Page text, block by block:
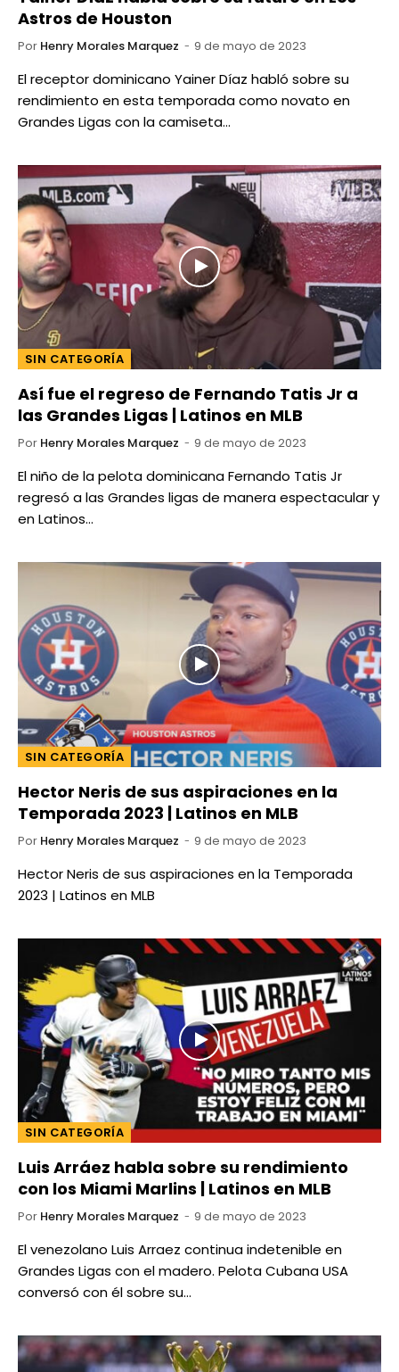
Astros de Houston
Por Henry Morales Marquez 9 de mayo de 2023
El receptor dominicano Yainer Díaz habló sobre su
rendimiento en esta temporada como novato en
Grandes Ligas con la camiseta…
SIN CATEGORÍA
Así fue el regreso de Fernando Tatis Jr a
las Grandes Ligas | Latinos en MLB
Por Henry Morales Marquez 9 de mayo de 2023
El niño de la pelota dominicana Fernando Tatis Jr
regresó a las Grandes ligas de manera espectacular y
en Latinos…
SIN CATEGORÍA
Hector Neris de sus aspiraciones en la
Temporada 2023 | Latinos en MLB
Por Henry Morales Marquez 9 de mayo de 2023
Hector Neris de sus aspiraciones en la Temporada
2023 | Latinos en MLB
SIN CATEGORÍA
Luis Arráez habla sobre su rendimiento
con los Miami Marlins | Latinos en MLB
Por Henry Morales Marquez 9 de mayo de 2023
El venezolano Luis Arraez continua indetenible en
Grandes Ligas con el madero. Pelota Cubana USA
conversó con él sobre su…